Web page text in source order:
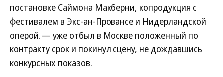
постановке Саймона Макберни, копродукция с
фестивалем в Экс-ан-Провансе и Нидерландской
оперой,— уже отбыл в Москве положенный по
контракту срок и покинул сцену, не дождавшись
конкурсных показов.